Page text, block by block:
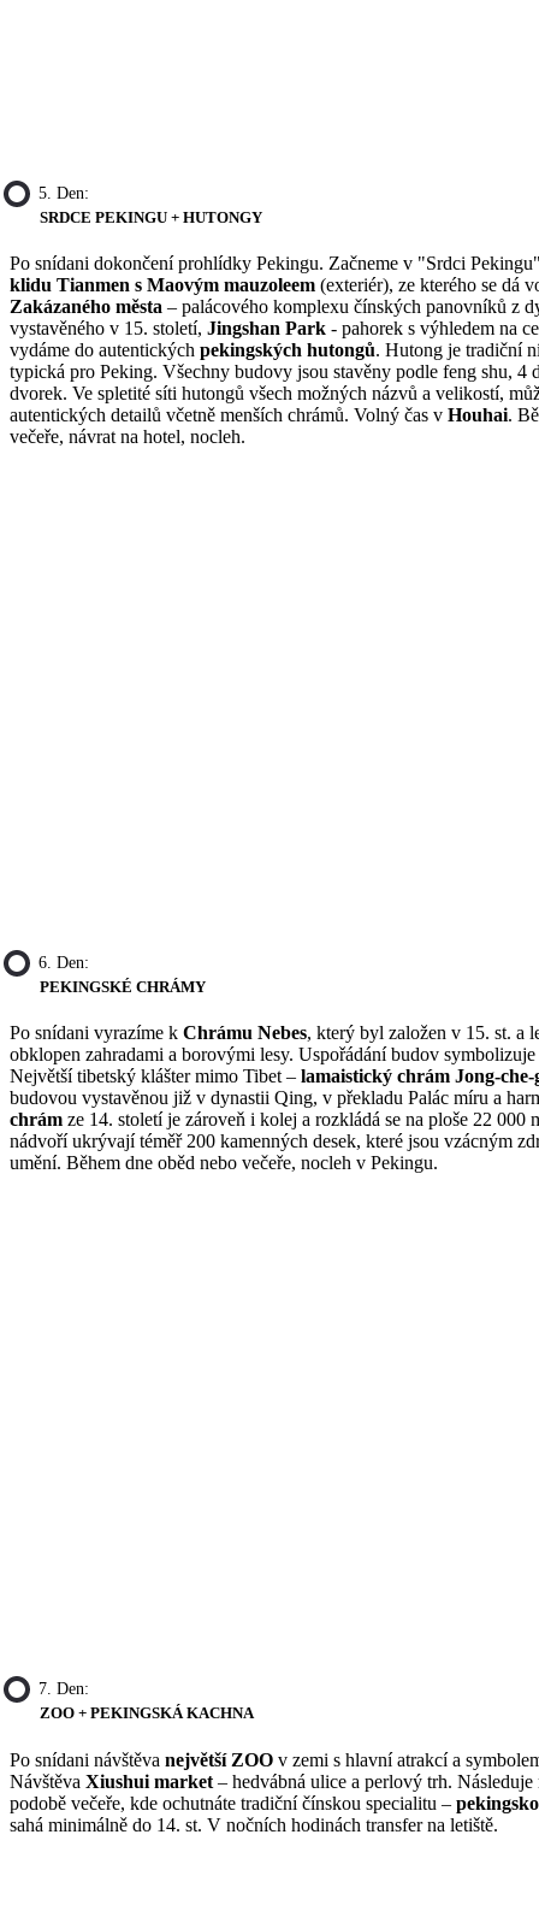
5. Den:
SRDCE PEKINGU + HUTONGY
Po snídani dokončení prohlídky Pekingu. Začneme v "Srdci
klidu Tianmen s Maovým mauzoleem (exteriér), ze kterého se dá
Zakázaného města – palácového komplexu čínských panovníků z
vystavěného v 15. století, Jingshan Park - pahorek s výhledem na
vydáme do autentických pekingských hutongů. Hutong je tradiční
typická pro Peking. Všechny budovy jsou stavěny podle feng shu, 4
dvorek. Ve spletité síti hutongů všech možných názvů a velikostí,
autentických detailů včetně menších chrámů. Volný čas v Houhai.
večeře, návrat na hotel, nocleh.
6. Den:
PEKINGSKÉ CHRÁMY
Po snídani vyrazíme k Chrámu Nebes, který byl založen v 15. st. a
obklopen zahradami a borovými lesy. Uspořádání budov
Největší tibetský klášter mimo Tibet – lamaistický chrám Jong-che-
budovou vystavěnou již v dynastii Qing, v překladu Palác míru a
chrám ze 14. století je zároveň i kolej a rozkládá se na ploše 22 000
nádvoří ukrývají téměř 200 kamenných desek, které jsou vzácným
umění. Během dne oběd nebo večeře, nocleh v Pekingu.
7. Den:
ZOO + PEKINGSKÁ KACHNA
Po snídani návštěva největší ZOO v zemi s hlavní atrakcí a
Návštěva Xiushui market – hedvábná ulice a perlový trh.
podobě večeře, kde ochutnáte tradiční čínskou specialitu –
sahá minimálně do 14. st. V nočních hodinách transfer na letiště.